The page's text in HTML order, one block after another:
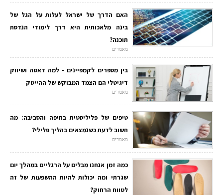
האם הדרך של ישראל לעלות על הגל של
בינה מלאכותית היא דרך לימודי הנדסת
תוכנה?
מאמרים
בין מספרים לקמפיינים - למה דאטה ושיווק
דיגיטלי הם הצמד המבוקש של ההייטק
מאמרים
טיפים של פליליסטית בחיפה והסביבה: מה
חשוב לדעת כשנמצאים בהליך פלילי?
מאמרים
כמה זמן אנחנו מבלים על הרגליים במהלך יום
שגרתי ומה יכולות להיות ההשפעות של זה
לטווח הרחוק?